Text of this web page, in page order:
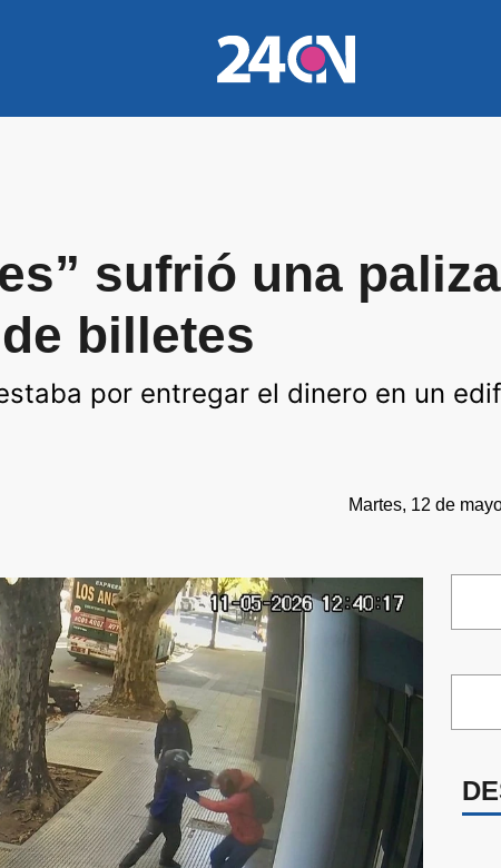
sufrió una
billetes
por entregar el dinero en un
Martes, 12 de